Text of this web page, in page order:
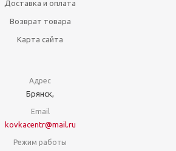
Доставка и оплата
Возврат товара
Карта сайта
Адрес
Брянск,
Email
kovkacentr@mail.ru
Режим работы